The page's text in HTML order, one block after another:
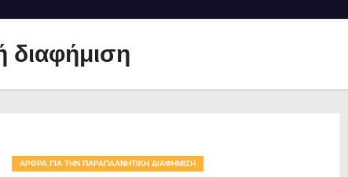
διαφήμιση
ΆΡΘΡΑ ΓΙΑ ΤΗΝ ΠΑΡΑΠΛΑΝΗΤΙΚΉ ΔΙΑΦΉΜΙΣΗ